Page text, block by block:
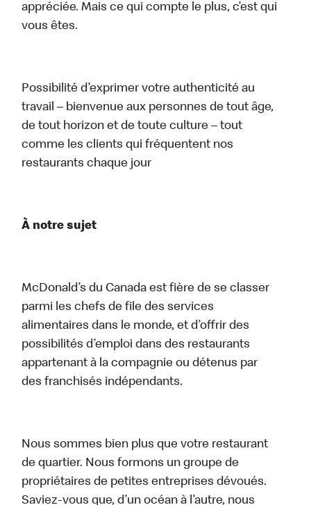
appréciée. Mais ce qui compte le plus, c’est qui
vous êtes.
Possibilité d’exprimer votre authenticité au
travail – bienvenue aux personnes de tout âge,
de tout horizon et de toute culture – tout
comme les clients qui fréquentent nos
restaurants chaque jour
À notre sujet
McDonald’s du Canada est fière de se classer
parmi les chefs de file des services
alimentaires dans le monde, et d’offrir des
possibilités d’emploi dans des restaurants
appartenant à la compagnie ou détenus par
des franchisés indépendants.
Nous sommes bien plus que votre restaurant
de quartier. Nous formons un groupe de
propriétaires de petites entreprises dévoués.
Saviez-vous que, d’un océan à l’autre, nous